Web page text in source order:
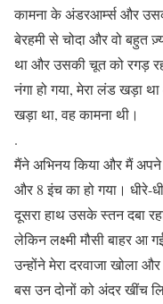
कामना के अंडरआर्म्स और
बेरहमी से चोदा और वो बहुत
था और उसकी चूत को रगड़
नंगा हो गया, मेरा लंड खड़ा
खड़ा था, वह कामना थी।
.
मैंने अभिनय किया और मैं
और 8 इंच का हो गया। धीरे-
दूसरा हाथ उसके स्तन दबा
लेकिन लक्ष्मी मौसी बाहर
उन्होंने मेरा दरवाजा खोला
बस उन दोनों को अंदर खींच